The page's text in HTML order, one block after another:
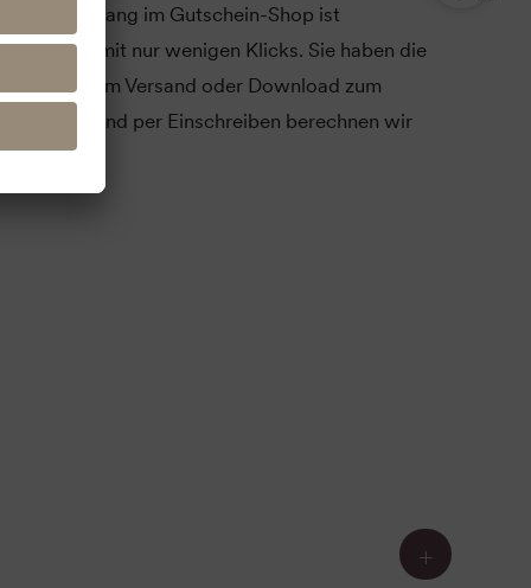
Bestellvorgang im Gutschein-Shop ist
erfolgt mit nur wenigen Klicks. Sie haben die
kostenlosem Versand oder Download zum
den Versand per Einschreiben berechnen wir